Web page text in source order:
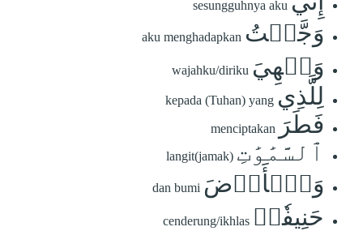
sesungguhnya aku
وَجَّهۡتُ aku menghadapkan
وَجۡهِيَ wajahku/diriku
لِلَّذِي kepada (Tuhan) yang
فَطَرَ menciptakan
ٱلسَّمَٰوَٰتِ langit(jamak)
وَٱلۡأَرۡضَ dan bumi
حَنِيفٗاۖ cenderung/ikhlas